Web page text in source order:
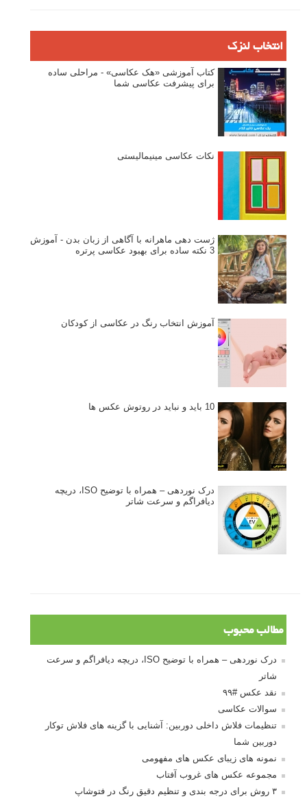
انتخاب لنزک
کتاب آموزشی «هک عکاسی» - مراحلی ساده
برای پیشرفت عکاسی شما
نکات عکاسی مینیمالیستی
ژست دهی ماهرانه با آگاهی از زبان بدن - آموزش
3 نکته ساده برای بهبود عکاسی پرتره
آموزش انتخاب رنگ در عکاسی از کودکان
10 باید و نباید در روتوش عکس ها
درک نوردهی – همراه با توضیح ISO، دریچه
دیافراگم و سرعت شاتر
مطالب محبوب
درک نوردهی – همراه با توضیح ISO، دریچه دیافراگم و سرعت
شاتر
نقد عکس #۹۹
سوالات عکاسی
تنظیمات فلاش داخلی دوربین: آشنایی با گزینه های فلاش توکار
دوربین شما
نمونه های زیبای عکس های مفهومی
مجموعه عکس های غروب آفتاب
۳ روش برای درجه بندی و تنظیم دقیق رنگ در فتوشاپ